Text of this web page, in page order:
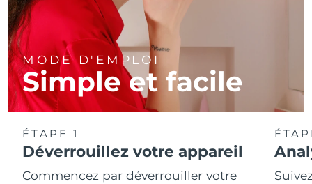
MODE D'EMPLOI
Simple et facile
ÉTAPE 1
Déverrouillez votre appareil
Commencez par déverrouiller votre